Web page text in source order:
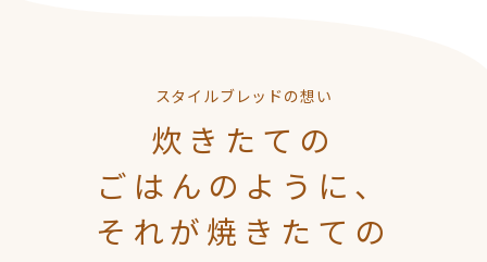
スタイルブレッドの想い
炊きたての
ごはんのように、
それが焼きたての